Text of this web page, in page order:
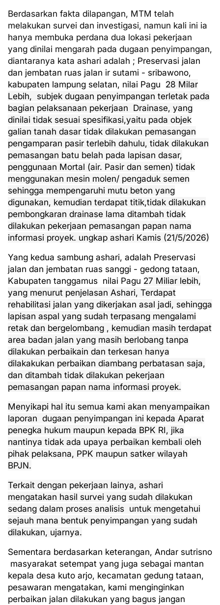
Berdasarkan fakta dilapangan, MTM telah
melakukan survei dan investigasi, namun kali ini ia
hanya membuka perdana dua lokasi pekerjaan
yang dinilai mengarah pada dugaan penyimpangan,
diantaranya kata ashari adalah ; Preservasi jalan
dan jembatan ruas jalan ir sutami - sribawono,
kabupaten lampung selatan, nilai Pagu 28 Milar
Lebih, subjek dugaan penyimpangan terletak pada
bagian pelaksanaan pekerjaan Drainase, yang
dinilai tidak sesuai spesifikasi,yaitu pada objek
galian tanah dasar tidak dilakukan pemasangan
pengamparan pasir terlebih dahulu, tidak dilakukan
pemasangan batu belah pada lapisan dasar,
penggunaan Mortal (air. Pasir dan semen) tidak
menggunakan mesin molen/ pengaduk semen
sehingga mempengaruhi mutu beton yang
digunakan, kemudian terdapat titik,tidak dilakukan
pembongkaran drainase lama ditambah tidak
dilakukan pekerjaan pemasangan papan nama
informasi proyek. ungkap ashari Kamis (21/5/2026)
Yang kedua sambung ashari, adalah Preservasi
jalan dan jembatan ruas sanggi - gedong tataan,
Kabupaten tanggamus nilai Pagu 27 Miliar lebih,
yang menurut penjelasan Ashari, Terdapat
rehabilitasi jalan yang dikerjakan asal jadi, sehingga
lapisan aspal yang sudah terpasang mengalami
retak dan bergelombang , kemudian masih terdapat
area badan jalan yang masih berlobang tanpa
dilakukan perbaikain dan terkesan hanya
dilakakukan perbaikan diambang perbatasan saja,
dan ditambah tidak dilakukan pekerjaan
pemasangan papan nama informasi proyek.
Menyikapi hal itu semua kami akan menyampaikan
laporan dugaan penyimpangan ini kepada Aparat
penegka hukum maupun kepada BPK RI, jika
nantinya tidak ada upaya perbaikan kembali oleh
pihak pelaksana, PPK maupun satker wilayah
BPJN.
Terkait dengan pekerjaan lainya, ashari
mengatakan hasil survei yang sudah dilakukan
sedang dalam proses analisis untuk mengetahui
sejauh mana bentuk penyimpangan yang sudah
dilakukan, ujarnya.
Sementara berdasarkan keterangan, Andar sutrisno
masyarakat setempat yang juga sebagai mantan
kepala desa kuto arjo, kecamatan gedung tataan,
pesawaran mengatakan, kami menginginkan
perbaikan jalan dilakukan yang bagus jangan